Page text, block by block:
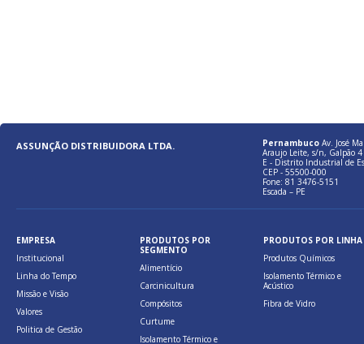
ASSUNÇÃO DISTRIBUIDORA LTDA. Pernambuco Av. José
Araujo Leite, s/n, Galpão 4
E - Distrito Industrial de
CEP - 55500-000
Fone: 81 3476-5151
Escada – PE
EMPRESA
Institucional
Linha do Tempo
Missão e Visão
Valores
Politica de Gestão
PRODUTOS POR
SEGMENTO
Alimentício
Carcinicultura
Compósitos
Curtume
Isolamento Térmico e
PRODUTOS POR LINHA
Produtos Químicos
Isolamento Térmico e
Acústico
Fibra de Vidro